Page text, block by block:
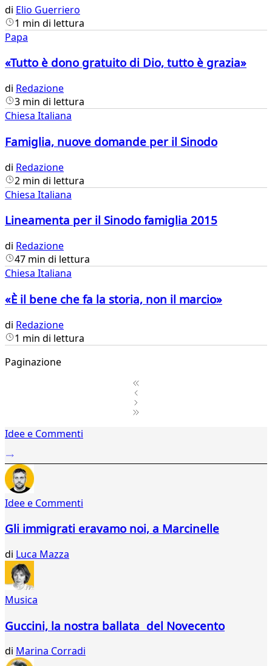
di Elio Guerriero
1 min di lettura
Papa
«Tutto è dono gratuito di Dio, tutto è grazia»
di Redazione
3 min di lettura
Chiesa Italiana
Famiglia, nuove domande per il Sinodo
di Redazione
2 min di lettura
Chiesa Italiana
Lineamenta per il Sinodo famiglia 2015
di Redazione
47 min di lettura
Chiesa Italiana
«È il bene che fa la storia, non il marcio»
di Redazione
1 min di lettura
Paginazione
2Idee e Commenti
Idee e Commenti
Gli immigrati eravamo noi, a Marcinelle
di Luca Mazza
Musica
Guccini, la nostra ballata del Novecento
di Marina Corradi